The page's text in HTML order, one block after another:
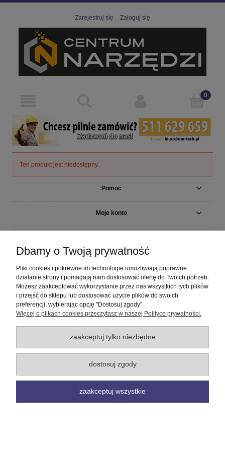
Zarejestruj się Zaloguj się
Ten produkt jest niedostępny.
Pomoc
Moje konto
O nas
pokaż pełną wersję strony
Sklep internetowy Shoper Premium
Dbamy o Twoją prywatność
Pliki cookies i pokrewne im technologie umożliwiają poprawne
działanie strony i pomagają nam dostosować ofertę do Twoich potrzeb.
Możesz zaakceptować wykorzystanie przez nas wszystkich tych plików
i przejść do sklepu lub dostosować użycie plików do swoich
preferencji, wybierając opcję "Dostosuj zgody".
Więcej o plikach cookies przeczytasz w naszej Polityce prywatności.
zaakceptuj tylko niezbędne
dostosuj zgody
zaakceptuj wszystkie